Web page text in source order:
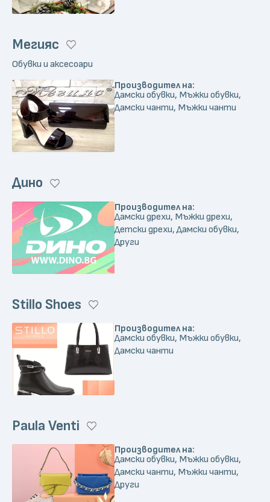
Мегияс
Обувки и аксесоари
Производител на:
Дамски обувки, Мъжки обувки,
Дамски чанти, Мъжки чанти
Дино
Производител на:
Дамски дрехи, Мъжки дрехи,
Детски дрехи, Дамски обувки,
Други
Stillo Shoes
Производител на:
Дамски обувки, Мъжки обувки,
Дамски чанти
Paula Venti
Производител на:
Дамски обувки, Мъжки обувки,
Дамски чанти, Мъжки чанти,
Други